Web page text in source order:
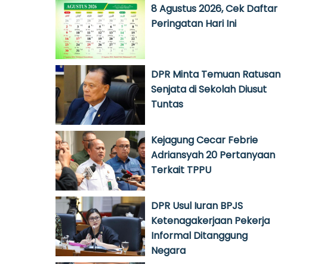
8 Agustus 2026, Cek Daftar
Peringatan Hari Ini
DPR Minta Temuan Ratusan
Senjata di Sekolah Diusut
Tuntas
Kejagung Cecar Febrie
Adriansyah 20 Pertanyaan
Terkait TPPU
DPR Usul Iuran BPJS
Ketenagakerjaan Pekerja
Informal Ditanggung
Negara